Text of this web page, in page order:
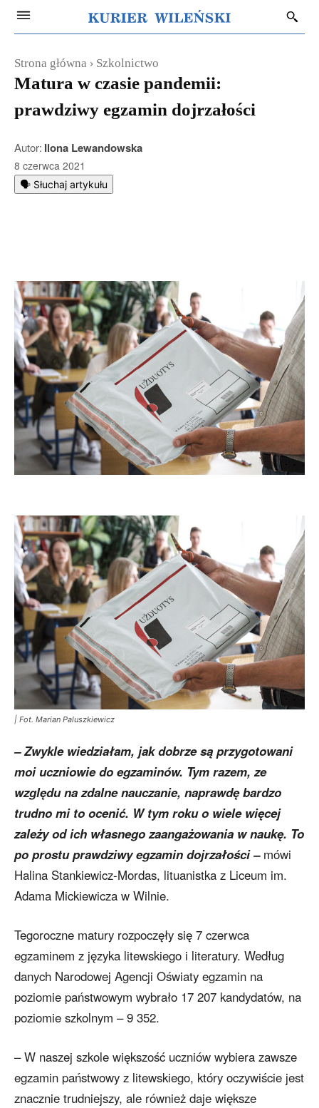
Strona główna Szkolnictwo
Matura w czasie pandemii:
prawdziwy egzamin dojrzałości
Autor: Ilona Lewandowska
8 czerwca 2021
🗣️ Słuchaj artykułu
| Fot. Marian Paluszkiewicz
– Zwykle wiedziałam, jak dobrze są przygotowani
moi uczniowie do egzaminów. Tym razem, ze
względu na zdalne nauczanie, naprawdę bardzo
trudno mi to ocenić. W tym roku o wiele więcej
zależy od ich własnego zaangażowania w naukę. To
po prostu prawdziwy egzamin dojrzałości – mówi
Halina Stankiewicz-Mordas, lituanistka z Liceum im.
Adama Mickiewicza w Wilnie.
Tegoroczne matury rozpoczęły się 7 czerwca
egzaminem z języka litewskiego i literatury. Według
danych Narodowej Agencji Oświaty egzamin na
poziomie państwowym wybrało 17 207 kandydatów, na
poziomie szkolnym – 9 352.
– W naszej szkole większość uczniów wybiera zawsze
egzamin państwowy z litewskiego, który oczywiście jest
znacznie trudniejszy, ale również daje większe